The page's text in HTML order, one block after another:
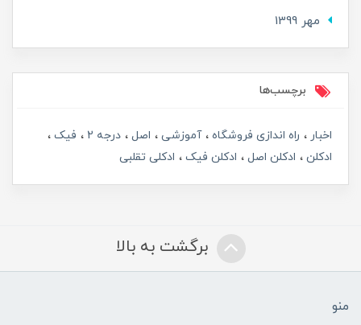
مهر 1399
برچسب‌ها
اخبار راه اندازی فروشگاه آموزشی اصل درجه 2
فیک
ادکلن
ادکلن اصل ادکلن فیک ادکلی تقلبی
برگشت به بالا
منو